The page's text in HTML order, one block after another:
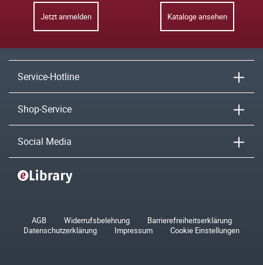
Jetzt anmelden Kataloge ansehen
Service-Hotline
Shop-Service
Social Media
AGB Widerrufsbelehrung
Barrierefreiheitserklärung
Datenschutzerklärung
Impressum Cookie Einstellungen